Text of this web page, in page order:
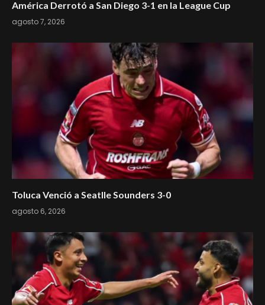
América Derrotó a San Diego 3-1 en la League Cup
agosto 7, 2026
Toluca Venció a Seatlle Sounders 3-0
agosto 6, 2026